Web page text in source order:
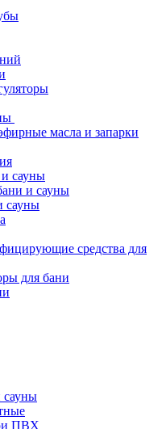
масла и запарки
сауны
и сауны
сауны
средства для
для бани
сауны
ПВХ